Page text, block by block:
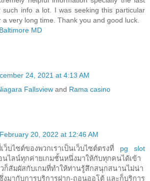
info a lot. I was seeking this particular
a very long time. Thank you and good luck.
MD
24, 2021 at 4:13 AM
Fallsview and Rama casino
February 20, 2022 at 12:46 AM
บไซต์ของพวกเราเป็นเว็บไซต์ตรงที่ pg slot
นไลน์ทุกค่ายเกมชั้นหนึ่งมาให้กับทุกคนได้เข้า
วก็สัมผัสกับเกมที่ทำให้ท่านรู้สึกสนุกสนานไม่น่า
งมากับการบริการฝาก-ถอนออโต้ และก็บริการ